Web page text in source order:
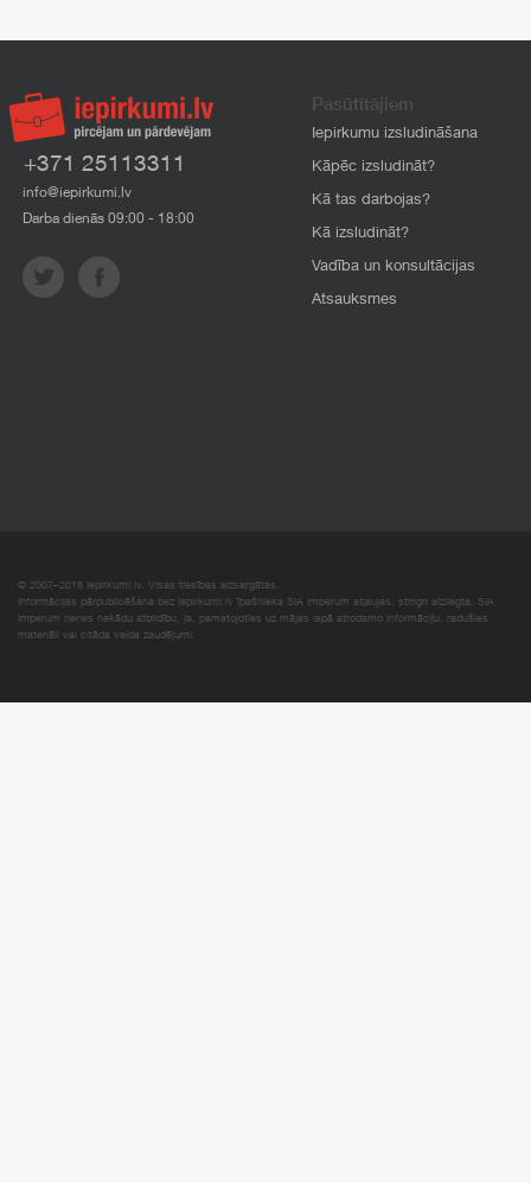
+371 25113311
info@iepirkumi.lv
Darba dienās 09:00 - 18:00
Pasūtītājiem
Iepirkumu izsludināšana
Kāpēc izsludināt?
Kā tas darbojas?
Kā izsludināt?
Vadība un konsultācijas
Atsauksmes
© 2007–2018 Iepirkumi.lv. Visas tiesības aizsargātas.
Informācijas pārpublicēšana bez iepirkumi.lv īpašnieka SIA Imperum atļaujas, stingri aizliegta. SIA
Imperum nenes nekādu atbildību, ja, pamatojoties uz mājas lapā atrodamo informāciju, radušies
materiāli vai citāda veida zaudējumi.